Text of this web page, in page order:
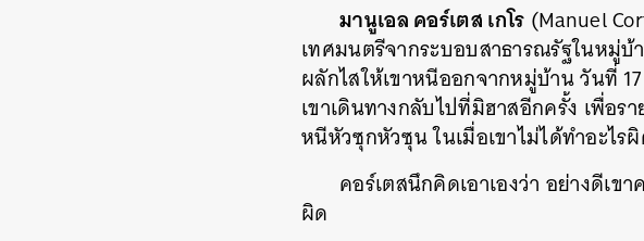
มานูเอล คอร์เตส เกโร (Manuel
เทศมนตรีจากระบอบสาธารณรัฐในหมู่
ผลักไสให้เขาหนีออกจากหมู่บ้าน วันที่
เขาเดินทางกลับไปที่มิฮาสอีกครั้ง เพื่อร
หนีหัวซุกหัวซุน ในเมื่อเขาไม่ได้ทำอะไร
คอร์เตสนึกคิดเอาเองว่า อย่างดีเ
ผิด